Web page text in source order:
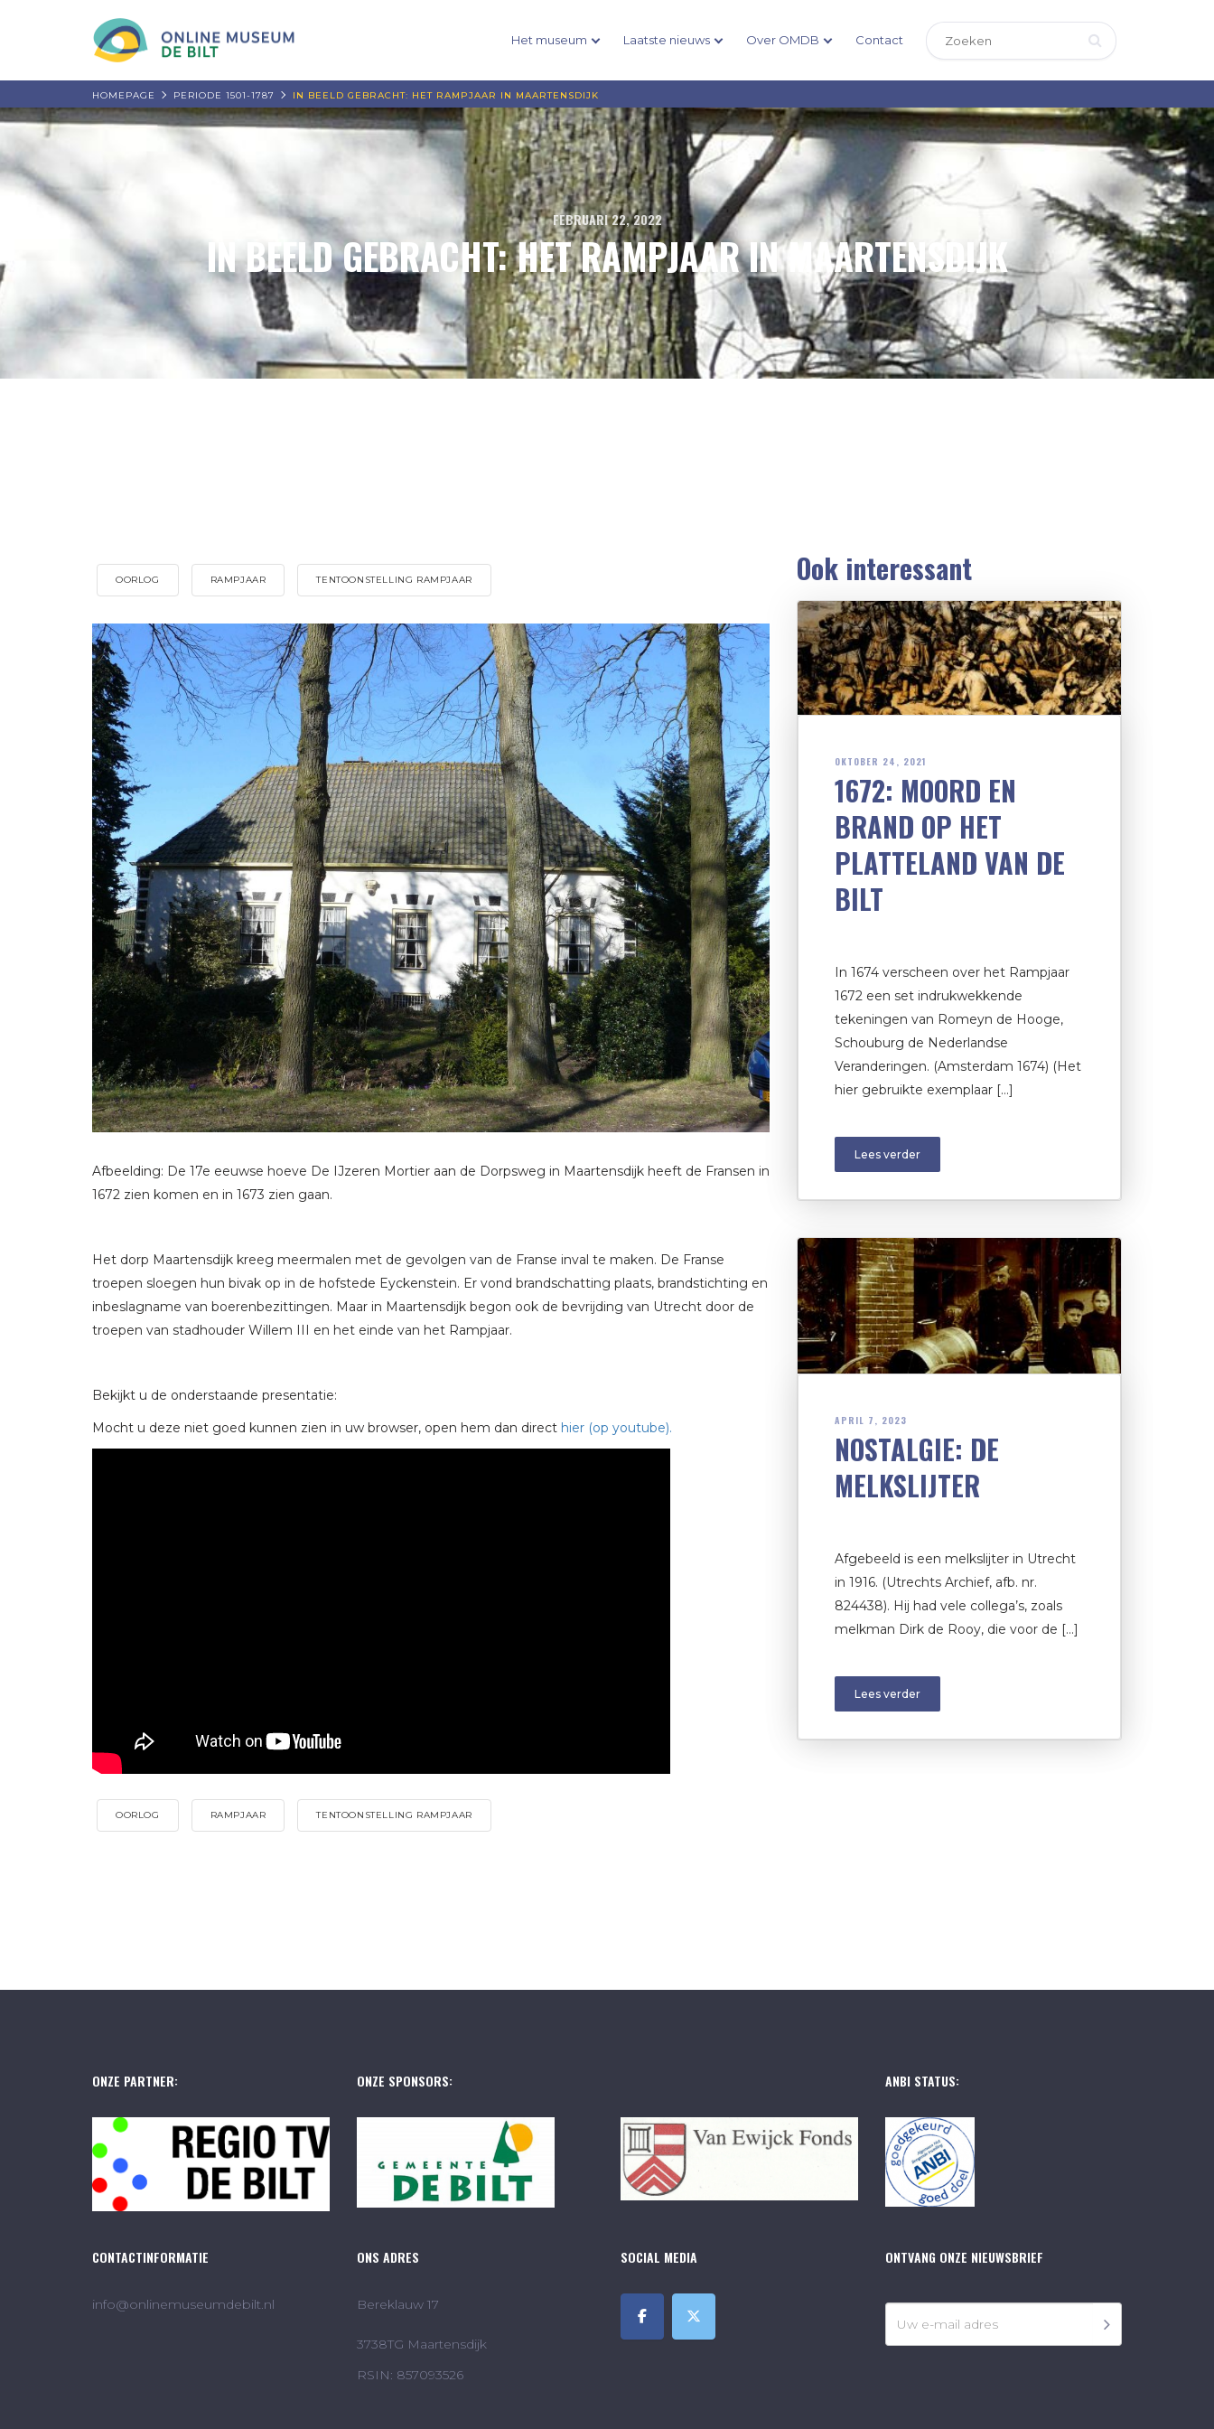
Het museum Laatste nieuws Over OMDB Contact
HOMEPAGE PERIODE 1501-1787 IN BEELD GEBRACHT: HET RAMPJAAR IN MAARTENSDIJK
FEBRUARI 22, 2022
IN BEELD GEBRACHT: HET RAMPJAAR IN MAARTENSDIJK
OORLOG RAMPJAAR TENTOONSTELLING RAMPJAAR
Afbeelding: De 17e eeuwse hoeve De IJzeren Mortier aan de Dorpsweg in Maartensdijk heeft de Fransen in
1672 zien komen en in 1673 zien gaan.
Het dorp Maartensdijk kreeg meermalen met de gevolgen van de Franse inval te maken. De Franse
troepen sloegen hun bivak op in de hofstede Eyckenstein. Er vond brandschatting plaats, brandstichting en
inbeslagname van boerenbezittingen. Maar in Maartensdijk begon ook de bevrijding van Utrecht door de
troepen van stadhouder Willem III en het einde van het Rampjaar.
Bekijkt u de onderstaande presentatie:
Mocht u deze niet goed kunnen zien in uw browser, open hem dan direct hier (op youtube).
OORLOG RAMPJAAR TENTOONSTELLING RAMPJAAR
Ook interessant
OKTOBER 24, 2021
1672: MOORD EN
BRAND OP HET
PLATTELAND VAN DE
BILT
In 1674 verscheen over het Rampjaar
1672 een set indrukwekkende
tekeningen van Romeyn de Hooge,
Schouburg de Nederlandse
Veranderingen. (Amsterdam 1674) (Het
hier gebruikte exemplaar […]
Lees verder
APRIL 7, 2023
NOSTALGIE: DE
MELKSLIJTER
Afgebeeld is een melkslijter in Utrecht
in 1916. (Utrechts Archief, afb. nr.
824438). Hij had vele collega’s, zoals
melkman Dirk de Rooy, die voor de […]
Lees verder
ONZE PARTNER: ONZE SPONSORS: ANBI STATUS:
CONTACTINFORMATIE
info@onlinemuseumdebilt.nl
ONS ADRES
Bereklauw 17
3738TG Maartensdijk
RSIN: 857093526
SOCIAL MEDIA ONTVANG ONZE NIEUWSBRIEF